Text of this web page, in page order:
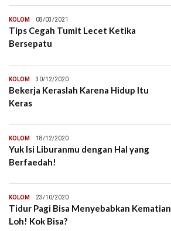
KOLOM 08/03/2021
Tips Cegah Tumit Lecet Ketika
Bersepatu
KOLOM 30/12/2020
Bekerja Keraslah Karena Hidup Itu
Keras
KOLOM 18/12/2020
Yuk Isi Liburanmu dengan Hal yang
Berfaedah!
KOLOM 23/10/2020
Tidur Pagi Bisa Menyebabkan Kematian
Loh! Kok Bisa?